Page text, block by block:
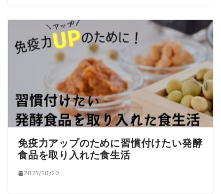
免疫力アップのために習慣付けたい発酵
食品を取り入れた食生活
2021/10/20